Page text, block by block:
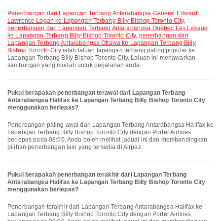
penerbangan dari Lapangan Terbang Antarabangsa General Edward
Lawrence Logan ke Lapangan Terbang Billy Bishop Toronto City,
penerbangan dari Lapangan Terbang Antarabangsa Quebec Les Lesage
ke Lapangan Terbang Billy Bishop Toronto City, penerbangan dari
Lapangan Terbang Antarabangsa Ottawa ke Lapangan Terbang Billy
Bishop Toronto Cityialah laluan lapangan terbang paling popular ke
Lapangan Terbang Billy Bishop Toronto City. Laluan ini menawarkan
sambungan yang mudah untuk perjalanan anda.
Pukul berapakah penerbangan terawal dari Lapangan Terbang
Antarabangsa Halifax ke Lapangan Terbang Billy Bishop Toronto City
menggunakan berlepas?
Penerbangan paling awal dari Lapangan Terbang Antarabangsa Halifax ke
Lapangan Terbang Billy Bishop Toronto City dengan Porter Airlines
berlepas pada 08:00. Anda boleh melihat jadual ini dan membandingkan
pilihan penerbangan lain yang tersedia di Airpaz.
Pukul berapakah penerbangan terakhir dari Lapangan Terbang
Antarabangsa Halifax ke Lapangan Terbang Billy Bishop Toronto City
menggunakan berlepas?
Penerbangan terakhir dari Lapangan Terbang Antarabangsa Halifax ke
Lapangan Terbang Billy Bishop Toronto City dengan Porter Airlines